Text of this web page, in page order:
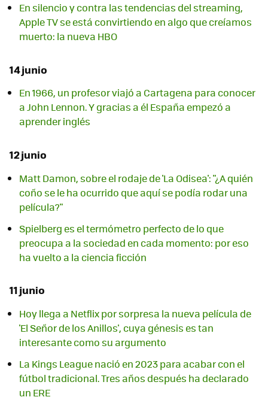
En silencio y contra las tendencias del streaming,
Apple TV se está convirtiendo en algo que creíamos
muerto: la nueva HBO
14 junio
En 1966, un profesor viajó a Cartagena para conocer
a John Lennon. Y gracias a él España empezó a
aprender inglés
12 junio
Matt Damon, sobre el rodaje de 'La Odisea': "¿A quién
coño se le ha ocurrido que aquí se podía rodar una
película?"
Spielberg es el termómetro perfecto de lo que
preocupa a la sociedad en cada momento: por eso
ha vuelto a la ciencia ficción
11 junio
Hoy llega a Netflix por sorpresa la nueva película de
'El Señor de los Anillos', cuya génesis es tan
interesante como su argumento
La Kings League nació en 2023 para acabar con el
fútbol tradicional. Tres años después ha declarado
un ERE